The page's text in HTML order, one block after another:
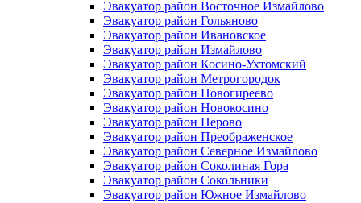
Эвакуатор район Восточное Измайлово
Эвакуатор район Гольяново
Эвакуатор район Ивановское
Эвакуатор район Измайлово
Эвакуатор район Косино-Ухтомский
Эвакуатор район Метрогородок
Эвакуатор район Новогиреево
Эвакуатор район Новокосино
Эвакуатор район Перово
Эвакуатор район Преображенское
Эвакуатор район Северное Измайлово
Эвакуатор район Соколиная Гора
Эвакуатор район Сокольники
Эвакуатор район Южное Измайлово